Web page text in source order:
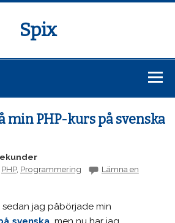
Spix
min PHP-kurs på svenska
PHP, Programmering
Lämna en
jag påbörjade min